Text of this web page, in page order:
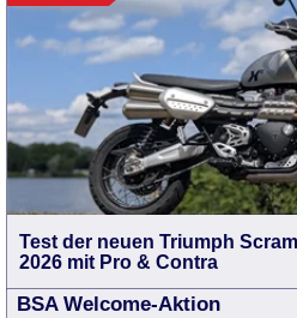
Test der neuen Triumph
2026 mit Pro & Contra
BSA Welcome-Aktion